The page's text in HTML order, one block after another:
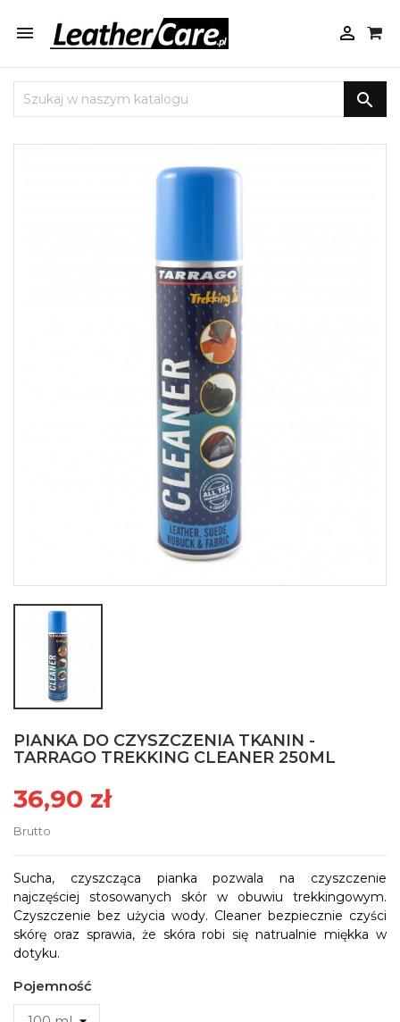
 

PIANKA DO CZYSZCZENIA TKANIN -
TARRAGO TREKKING CLEANER 250ML
36,90 zł
Brutto
Sucha, czyszcząca pianka pozwala na czyszczenie
najczęściej stosowanych skór w obuwiu trekkingowym.
Czyszczenie bez użycia wody. Cleaner bezpiecznie czyści
skórę oraz sprawia, że skóra robi się natrualnie miękka w
dotyku.
Pojemność